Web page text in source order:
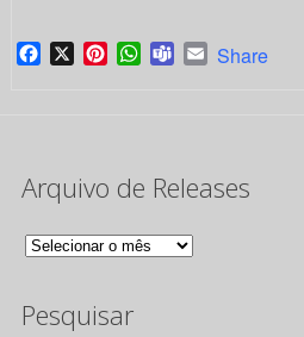
Facebook
X PinterestWhatsApp
TeamsEmail
Share
Arquivo de Releases
Arquivo
Releases
Pesquisar